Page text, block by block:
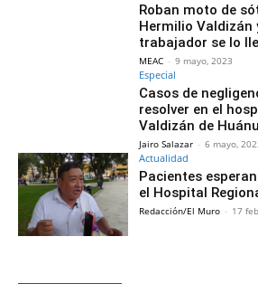
Roban moto de
Hermilio Valdizán
trabajador se lo
MEAC - 9 mayo, 2023
Especial
Casos de
resolver en el
Valdizán de
Jairo Salazar - 6 mayo,
Actualidad
Pacientes
el Hospital
Redacción/El Muro - 17